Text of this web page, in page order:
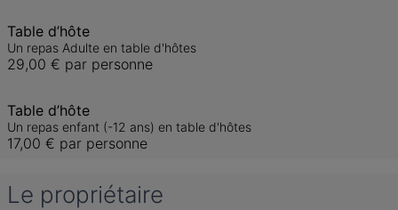
Table d’hôte
Un repas Adulte en table d'hôtes
29,00 € par personne
Table d’hôte
Un repas enfant (-12 ans) en table d'hôtes
17,00 € par personne
Le propriétaire